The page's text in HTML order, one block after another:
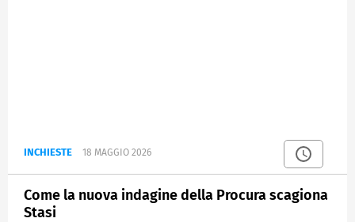
INCHIESTE 18 MAGGIO 2026
Come la nuova indagine della Procura scagiona
Stasi